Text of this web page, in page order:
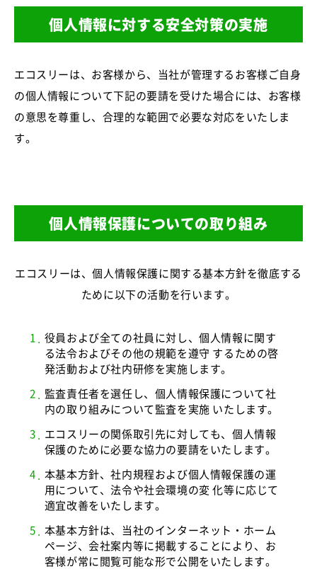
個人情報に対する安全対策の実施
エコスリーは、お客様から、当社が管理するお客様ご自身
の個人情報について下記の要請を受けた場合には、お客様
の意思を尊重し、合理的な範囲で必要な対応をいたしま
す。
個人情報保護についての取り組み
エコスリーは、個人情報保護に関する基本方針を徹底する
ために以下の活動を行います。
役員および全ての社員に対し、個人情報に関す
る法令およびその他の規範を遵守 するための啓
発活動および社内研修を実施します。
監査責任者を選任し、個人情報保護について社
内の取り組みについて監査を実施 いたします。
エコスリーの関係取引先に対しても、個人情報
保護のために必要な協力の要請をいたします。
本基本方針、社内規程および個人情報保護の運
用について、法令や社会環境の変 化等に応じて
適宜改善をいたします。
本基本方針は、当社のインターネット・ホーム
ページ、会社案内等に掲載することにより、お
客様が常に閲覧可能な形で公開をいたします。